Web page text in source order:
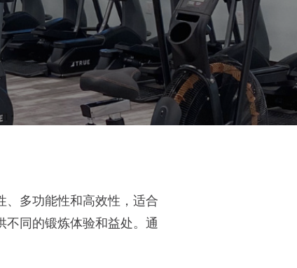
、多功能性和高效性，适合
同的锻炼体验和益处。通